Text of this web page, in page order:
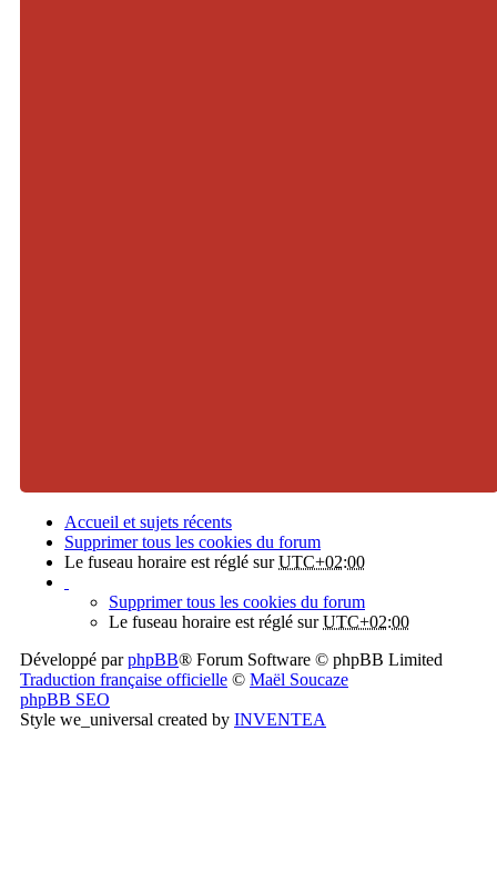
Accueil et sujets récents
Supprimer tous les cookies du forum
Le fuseau horaire est réglé surUTC+02:00
Supprimer tous les cookies du forum
Le fuseau horaire est réglé surUTC+02:00
Développé parphpBB® Forum Software © phpBB Limited
Traduction française officielle © Maël Soucaze
phpBB SEO
Style we_universal created by INVENTEA